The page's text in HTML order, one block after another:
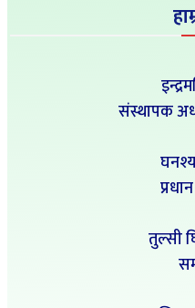
संस्थापक
तुल्सी